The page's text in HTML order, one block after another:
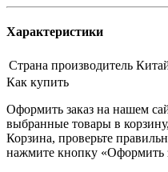
Характеристики
Страна производитель
Как купить
Оформить заказ на нашем
выбранные товары в
Корзина, проверьте
нажмите кнопку «Оформить